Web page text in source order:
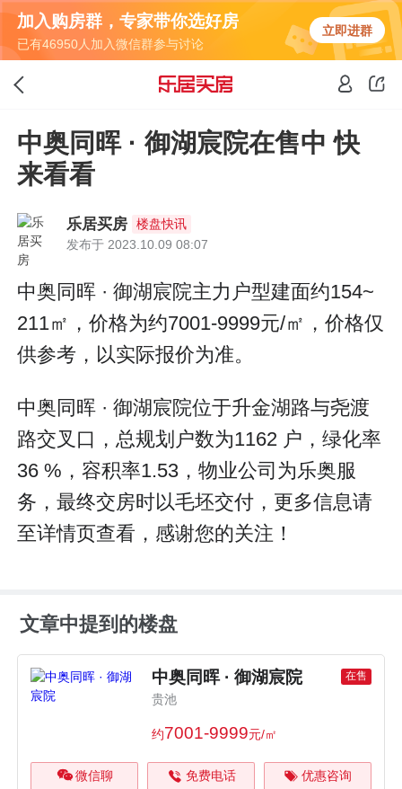
加入购房群，专家带你选好房
已有46950人加入微信群参与讨论
立即进群
中奥同晖 · 御湖宸院在售中 快
来看看
乐居买房
楼盘快讯
发布于 2023.10.09 08:07
中奥同晖 · 御湖宸院主力户型建面约154~
211㎡，价格为约7001-9999元/㎡，价格仅
供参考，以实际报价为准。
中奥同晖 · 御湖宸院位于升金湖路与尧渡
路交叉口，总规划户数为1162 户，绿化率
36 %，容积率1.53，物业公司为乐奥服
务，最终交房时以毛坯交付，更多信息请
至详情页查看，感谢您的关注！
文章中提到的楼盘
中奥同晖 · 御湖宸院 在售
贵池
约7001-9999元/㎡
微信聊 免费电话 优惠咨询